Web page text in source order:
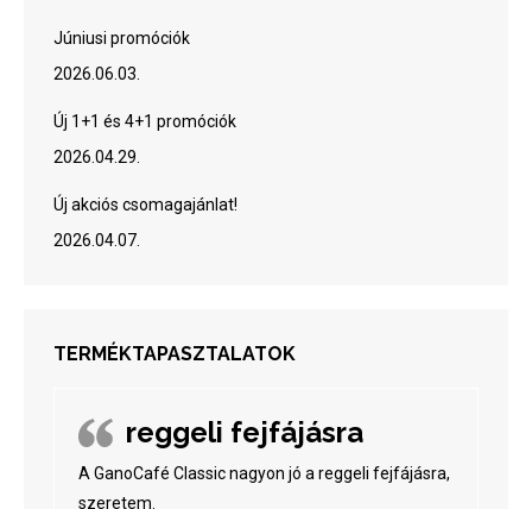
Júniusi promóciók
2026.06.03.
Új 1+1 és 4+1 promóciók
2026.04.29.
Új akciós csomagajánlat!
2026.04.07.
TERMÉKTAPASZTALATOK
reggeli fejfájásra
A GanoCafé Classic nagyon jó a reggeli fejfájásra,
szeretem.